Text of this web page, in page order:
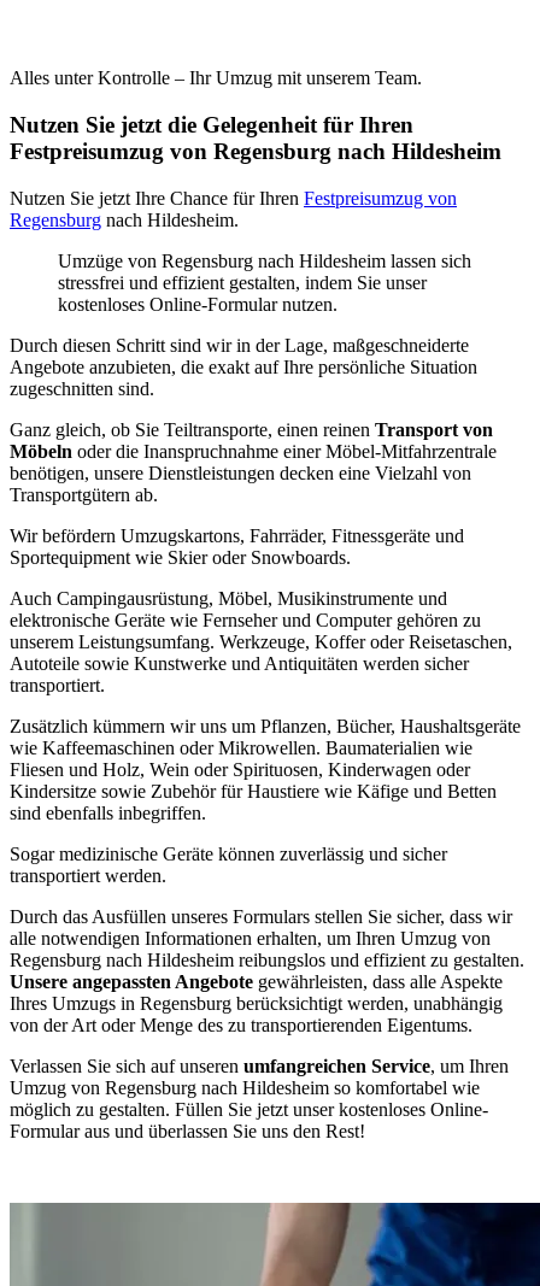
Alles unter Kontrolle – Ihr Umzug mit unserem Team.
Nutzen Sie jetzt die Gelegenheit für Ihren
Festpreisumzug von Regensburg nach Hildesheim
Nutzen Sie jetzt Ihre Chance für Ihren Festpreisumzug von
Regensburg nach Hildesheim.
Umzüge von Regensburg nach Hildesheim lassen sich
stressfrei und effizient gestalten, indem Sie unser
kostenloses Online-Formular nutzen.
Durch diesen Schritt sind wir in der Lage, maßgeschneiderte
Angebote anzubieten, die exakt auf Ihre persönliche Situation
zugeschnitten sind.
Ganz gleich, ob Sie Teiltransporte, einen reinen Transport von
Möbeln oder die Inanspruchnahme einer Möbel-Mitfahrzentrale
benötigen, unsere Dienstleistungen decken eine Vielzahl von
Transportgütern ab.
Wir befördern Umzugskartons, Fahrräder, Fitnessgeräte und
Sportequipment wie Skier oder Snowboards.
Auch Campingausrüstung, Möbel, Musikinstrumente und
elektronische Geräte wie Fernseher und Computer gehören zu
unserem Leistungsumfang. Werkzeuge, Koffer oder Reisetaschen,
Autoteile sowie Kunstwerke und Antiquitäten werden sicher
transportiert.
Zusätzlich kümmern wir uns um Pflanzen, Bücher, Haushaltsgeräte
wie Kaffeemaschinen oder Mikrowellen. Baumaterialien wie
Fliesen und Holz, Wein oder Spirituosen, Kinderwagen oder
Kindersitze sowie Zubehör für Haustiere wie Käfige und Betten
sind ebenfalls inbegriffen.
Sogar medizinische Geräte können zuverlässig und sicher
transportiert werden.
Durch das Ausfüllen unseres Formulars stellen Sie sicher, dass wir
alle notwendigen Informationen erhalten, um Ihren Umzug von
Regensburg nach Hildesheim reibungslos und effizient zu gestalten.
Unsere angepassten Angebote gewährleisten, dass alle Aspekte
Ihres Umzugs in Regensburg berücksichtigt werden, unabhängig
von der Art oder Menge des zu transportierenden Eigentums.
Verlassen Sie sich auf unseren umfangreichen Service, um Ihren
Umzug von Regensburg nach Hildesheim so komfortabel wie
möglich zu gestalten. Füllen Sie jetzt unser kostenloses Online-
Formular aus und überlassen Sie uns den Rest!